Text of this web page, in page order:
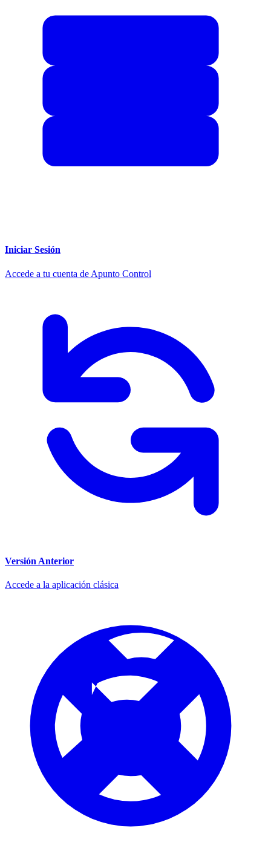
Iniciar Sesión
Accede a tu cuenta de Apunto Control
Versión Anterior
Accede a la aplicación clásica